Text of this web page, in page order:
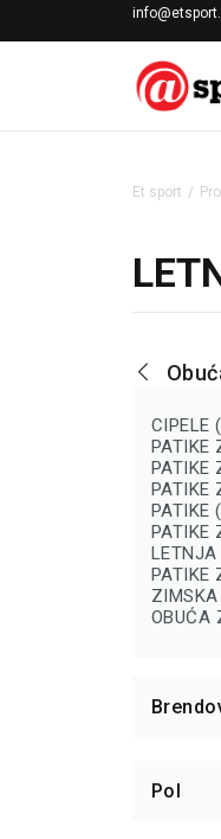
LICENCIRANI
Et sport
CIPELE
PATIKE
PATIKE
PATIKE
PATIKE
PATIKE
LETNJA
PATIKE
OBUĆA
Pol